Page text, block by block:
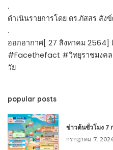
.
ดำเนินรายการโดย ดร.ภัสสร สัง
.
ออกอากาศ[ 27 สิงหาคม 2564]
#Facethefact #วิทยุราชมงค
วัย
popular posts
ข่าวต้นชั่วโมง 7
กรกฎาคม 7,